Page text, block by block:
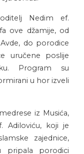
Nedim ef.
ove džamije, od
do porodice
uručene poslije
Program su
u hor izveli
iz Musića,
Adiloviću, koji je
zajednice,
pripala porodici